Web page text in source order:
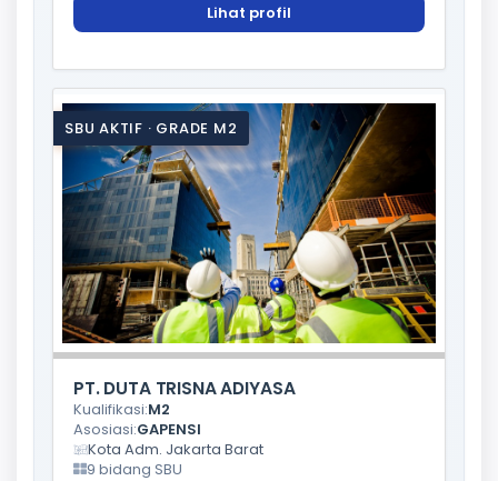
Lihat profil
SBU AKTIF · GRADE M2
PT. DUTA TRISNA ADIYASA
Kualifikasi:M2
Asosiasi:GAPENSI
Kota Adm. Jakarta Barat
9 bidang SBU